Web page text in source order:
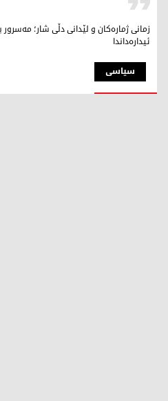
سیاسی
زمانی ژمارەکان و لێدانی دڵی شار؛
ئیدارەداندا